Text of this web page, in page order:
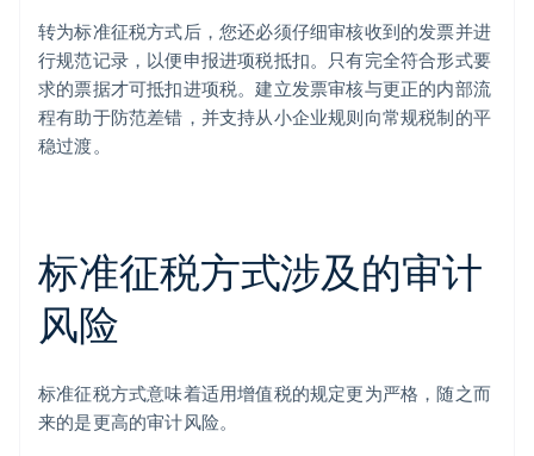
转为标准征税方式后，您还必须仔细审核收到的发票并进
行规范记录，以便申报进项税抵扣。只有完全符合形式要
求的票据才可抵扣进项税。建立发票审核与更正的内部流
程有助于防范差错，并支持从小企业规则向常规税制的平
稳过渡。
标准征税方式涉及的审计
风险
标准征税方式意味着适用增值税的规定更为严格，随之而
来的是更高的审计风险。